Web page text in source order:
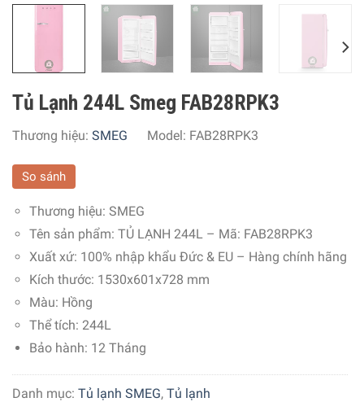
Tủ Lạnh 244L Smeg FAB28RPK3
Thương hiệu: SMEG Model: FAB28RPK3
So sánh
Thương hiệu: SMEG
Tên sản phẩm: TỦ LẠNH 244L – Mã: FAB28RPK3
Xuất xứ: 100% nhập khẩu Đức & EU – Hàng chính hãng
Kích thước: 1530x601x728 mm
Màu: Hồng
Thể tích: 244L
Bảo hành: 12 Tháng
Danh mục: Tủ lạnh SMEG, Tủ lạnh